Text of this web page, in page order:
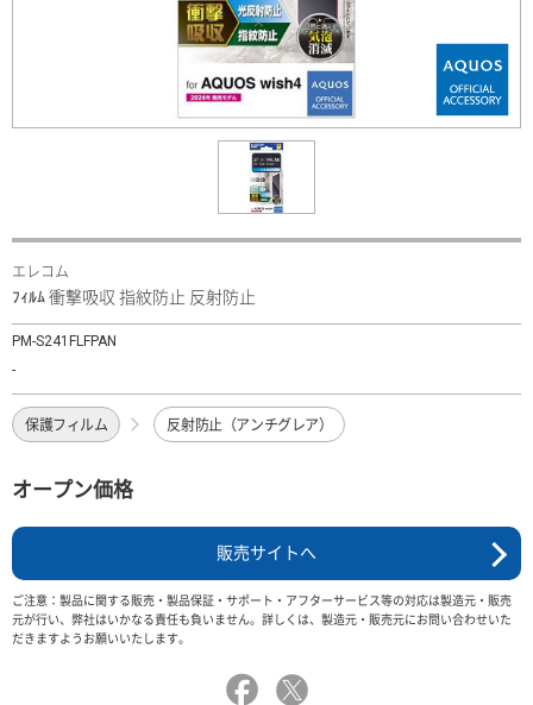
エレコム
ﾌｨﾙﾑ 衝撃吸収 指紋防止 反射防止
PM-S241FLFPAN
-
保護フィルム 反射防止（アンチグレア）
オープン価格
販売サイトへ
ご注意：製品に関する販売・製品保証・サポート・アフターサービス等の対応は製造元・販売
元が行い、弊社はいかなる責任も負いません。詳しくは、製造元・販売元にお問い合わせいた
だきますようお願いいたします。